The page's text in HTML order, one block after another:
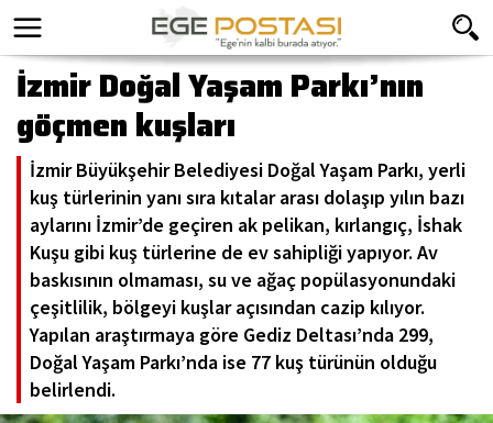
İzmir Doğal Yaşam Parkı’nın
göçmen kuşları
İzmir Büyükşehir Belediyesi Doğal Yaşam Parkı, yerli
kuş türlerinin yanı sıra kıtalar arası dolaşıp yılın bazı
aylarını İzmir’de geçiren ak pelikan, kırlangıç, İshak
Kuşu gibi kuş türlerine de ev sahipliği yapıyor. Av
baskısının olmaması, su ve ağaç popülasyonundaki
çeşitlilik, bölgeyi kuşlar açısından cazip kılıyor.
Yapılan araştırmaya göre Gediz Deltası’nda 299,
Doğal Yaşam Parkı’nda ise 77 kuş türünün olduğu
belirlendi.